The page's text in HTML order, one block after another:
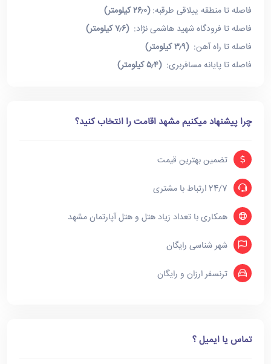
فاصله تا منطقه ییلاقی طرقبه:(۲۶٫۰ کیلومتر)
فاصله تا فرودگاه شهید هاشمی نژاد:(۷٫۶ کیلومتر)
فاصله تا راه آهن:(۳٫۹ کیلومتر)
فاصله تا پایانه مسافربری:(۵٫۴ کیلومتر)
چرا پیشنهاد میکنیم مشهد اقامت را انتخاب کنید؟
تضمین بهترین قیمت
24/7 ارتباط با مشتری
همکاری با تعداد زیاد هتل و هتل آپارتمان مشهد
شهر شناسی رایگان
ترنسفر ارزان و رایگان
تماس یا ایمیل ؟